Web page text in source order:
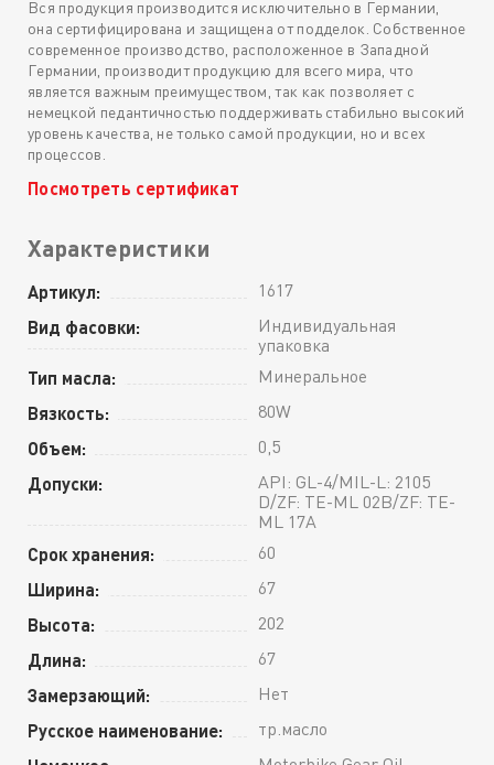
Вся продукция производится исключительно в Германии,
она сертифицирована и защищена от подделок. Собственное
современное производство, расположенное в Западной
Германии, производит продукцию для всего мира, что
является важным преимуществом, так как позволяет с
немецкой педантичностью поддерживать стабильно высокий
уровень качества, не только самой продукции, но и всех
процессов.
Посмотреть сертификат
Характеристики
Артикул: 1617
Вид фасовки:
Индивидуальная
упаковка
Тип масла: Минеральное
Вязкость: 80W
Объем: 0,5
Допуски:
API: GL-4/MIL-L: 2105
D/ZF: TE-ML 02B/ZF: TE-
ML 17A
Срок хранения: 60
Ширина: 67
Высота: 202
Длина: 67
Замерзающий: Нет
Русское наименование: тр.масло